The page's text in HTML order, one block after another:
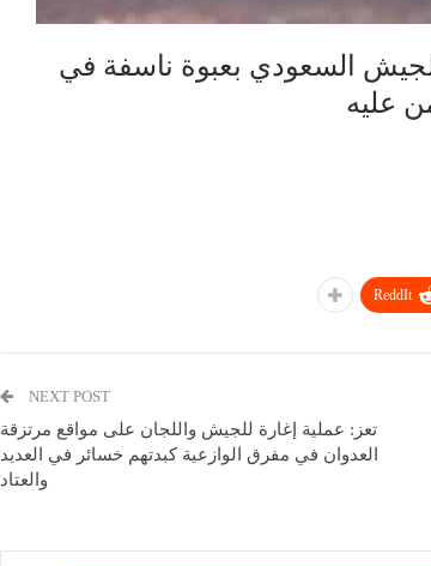
السعودي بعبوة ناسفة في
عليه
ReddIt
NEXT POST
تعز: عملية إغارة للجيش واللجان على مواقع مرتزقة
العدوان في مفرق الوازعية كبدتهم خسائر في العديد
والعتاد